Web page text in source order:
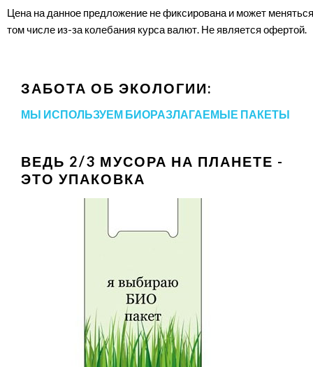
Цена на данное предложение не фиксирована и может
том числе из-за колебания курса валют. Не является офертой.
ЗАБОТА ОБ ЭКОЛОГИИ:
МЫ ИСПОЛЬЗУЕМ БИОРАЗЛАГАЕМЫЕ ПАКЕТЫ
ВЕДЬ 2/3 МУСОРА НА ПЛАНЕТЕ -
ЭТО УПАКОВКА